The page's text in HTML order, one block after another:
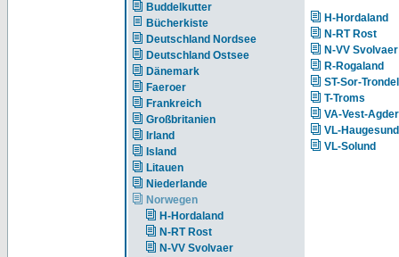
Buddelkutter
Bücherkiste
Deutschland Nordsee
Deutschland Ostsee
Dänemark
Faeroer
Frankreich
Großbritanien
Irland
Island
Litauen
Niederlande
Norwegen
H-Hordaland
N-RT Rost
N-VV Svolvaer
H-Hordaland
N-RT Rost
N-VV Svolvaer
R-Rogaland
ST-Sor-
T-Troms
VA-Vest-Agder
VL-Haugesund
VL-Solund